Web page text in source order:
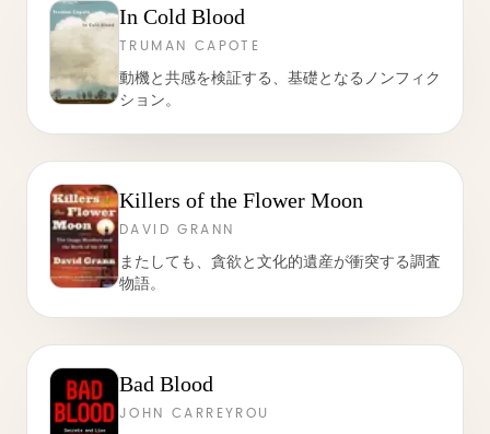
In Cold Blood
TRUMAN CAPOTE
動機と共感を検証する、基礎となるノンフィク
ション。
Killers of the Flower Moon
DAVID GRANN
またしても、貪欲と文化的遺産が衝突する調査
物語。
Bad Blood
JOHN CARREYROU